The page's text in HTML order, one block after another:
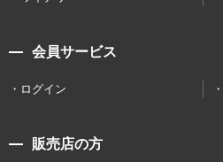
会員サービス
ログイン
販売店の方